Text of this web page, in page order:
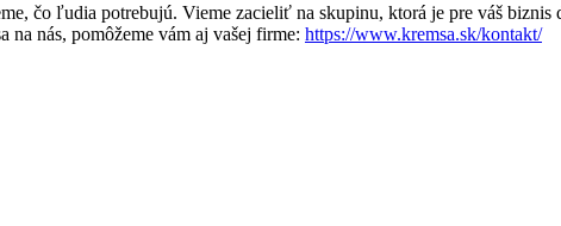
čo ľudia potrebujú. Vieme zacieliť na skupinu, ktorá je pre váš biznis
nás, pomôžeme vám aj vašej firme: https://www.kremsa.sk/kontakt/